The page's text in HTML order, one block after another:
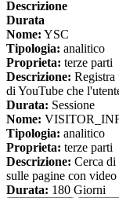
Descrizione
Durata
Nome: YSC
Tipologia: analitico
Proprieta: terze parti
Descrizione: Registra
di YouTube che
Durata: Sessione
Nome:
Tipologia: analitico
Proprieta: terze parti
Descrizione: Cerca di
sulle pagine con
Durata: 180 Giorni